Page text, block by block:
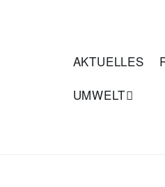
AKTUELLES
UMWELT